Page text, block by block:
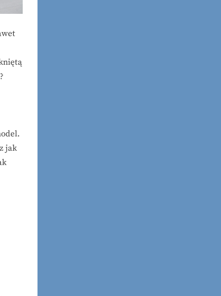
jak